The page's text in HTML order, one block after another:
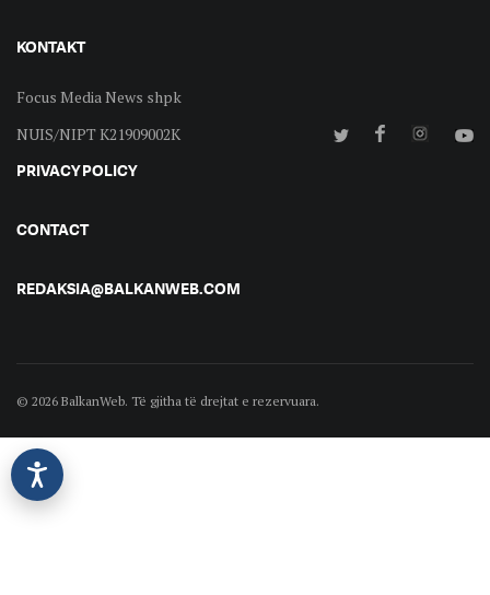
KONTAKT
Focus Media News shpk
NUIS/NIPT K21909002K
PRIVACY POLICY
CONTACT
REDAKSIA@BALKANWEB.COM
© 2026 BalkanWeb. Të gjitha të drejtat e rezervuara.
©